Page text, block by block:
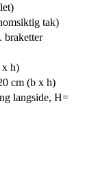
tak)
braketter
x h)
cm (b x h)
langside, H=